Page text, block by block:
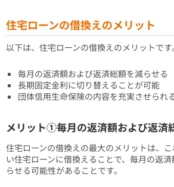
住宅ローンの借換えのメリット
以下は、住宅ローンの借換えのメリットです。
毎月の返済額および返済総額を減らせる
長期固定金利に切り替えることが可能
団体信用生命保険の内容を充実させられ
メリット①毎月の返済額および返済
住宅ローンの借換えの最大のメリットは、
い住宅ローンに借換えることで、毎月の返
らせる可能性があることです。